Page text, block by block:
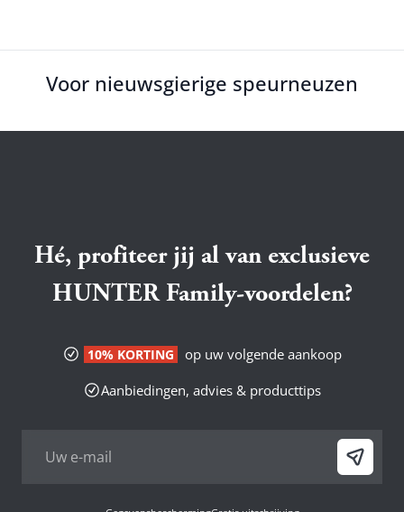
Voor nieuwsgierige speurneuzen
Hé, profiteer jij al van exclusieve
HUNTER Family-voordelen?
10% KORTING
op uw volgende aankoop
Aanbiedingen, advies & producttips